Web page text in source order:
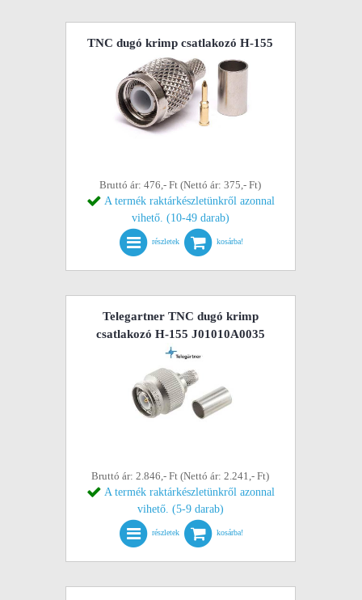
TNC dugó krimp csatlakozó H-155
Bruttó ár: 476,- Ft (Nettó ár: 375,- Ft)
A termék raktárkészletünkről azonnal
vihető. (10-49 darab)
részletek kosárba!
Telegartner TNC dugó krimp
csatlakozó H-155 J01010A0035
Bruttó ár: 2.846,- Ft (Nettó ár: 2.241,- Ft)
A termék raktárkészletünkről azonnal
vihető. (5-9 darab)
részletek kosárba!